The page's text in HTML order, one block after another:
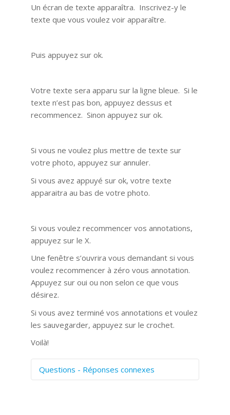
Un écran de texte apparaîtra. Inscrivez-y le
texte que vous voulez voir apparaître.
Puis appuyez sur ok.
Votre texte sera apparu sur la ligne bleue. Si le
texte n’est pas bon, appuyez dessus et
recommencez. Sinon appuyez sur ok.
Si vous ne voulez plus mettre de texte sur
votre photo, appuyez sur annuler.
Si vous avez appuyé sur ok, votre texte
apparaitra au bas de votre photo.
Si vous voulez recommencer vos annotations,
appuyez sur le X.
Une fenêtre s’ouvrira vous demandant si vous
voulez recommencer à zéro vous annotation.
Appuyez sur oui ou non selon ce que vous
désirez.
Si vous avez terminé vos annotations et voulez
les sauvegarder, appuyez sur le crochet.
Voilà!
Questions - Réponses connexes